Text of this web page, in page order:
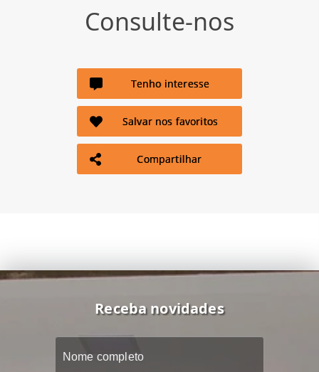
Consulte-nos
Tenho interesse
Salvar nos favoritos
Compartilhar
Receba novidades